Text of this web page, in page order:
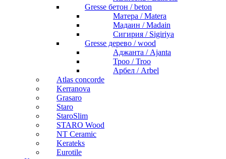
Gresse бетон / beton
Матера / Matera
Мадаин / Madain
Сигирия / Sigiriya
Gresse дерево / wood
Аджанта / Ajanta
Троо / Troo
Арбел / Arbel
Atlas concorde
Kerranova
Grasaro
Staro
StaroSlim
STARO Wood
NT Ceramic
Kerateks
Eurotile